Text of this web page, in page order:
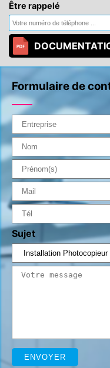
Être rappelé
Formulaire de
Sujet